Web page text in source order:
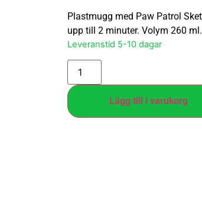
Plastmugg med Paw Patrol
upp till 2 minuter. Volym 260 ml.
Leveranstid 5-10 dagar
Lägg till i varukorg